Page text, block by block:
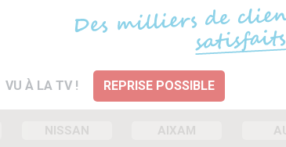
VU À LA TV ! REPRISE POSSIBLE
NISSAN AIXAM